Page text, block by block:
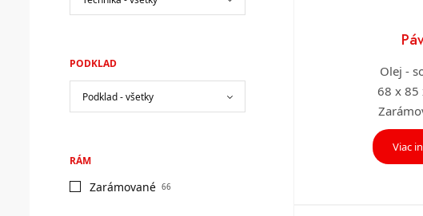
PODKLAD
RÁM
Zarámované 66
Olej -
68 x 85
Viac